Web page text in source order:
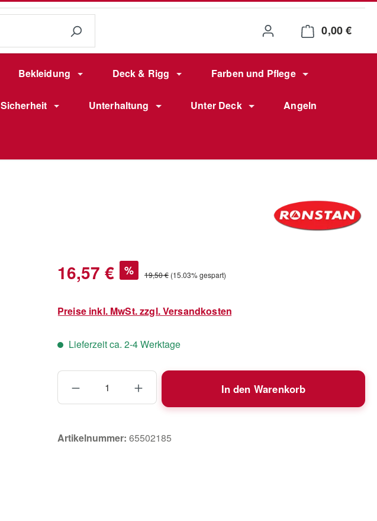
0,00 €
Bekleidung Deck & Rigg Farben und Pflege
Sicherheit Unterhaltung Unter Deck Angeln
Verkaufspreis:
16,57 € % Regulärer Preis:
19,50 € (15.03% gespart)
Preise inkl. MwSt. zzgl. Versandkosten
Lieferzeit ca. 2-4 Werktage
Produkt Anzahl: Gib den gewünschten Wert
In den Warenkorb
Artikelnummer: 65502185